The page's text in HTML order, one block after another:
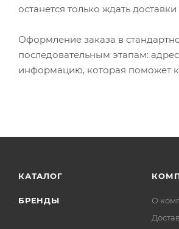
останется только ждать
Оформление заказа в
последовательным этапам:
информацию, которая поможет
КАТАЛОГ
БРЕНДЫ
О